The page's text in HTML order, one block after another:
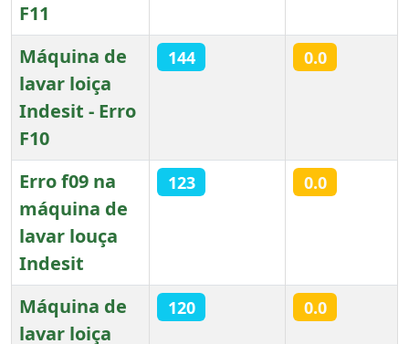
F11
Máquina de
lavar loiça
Indesit - Erro
F10
144 0.0
Erro f09 na
máquina de
lavar louça
Indesit
123 0.0
Máquina de
lavar loiça
120 0.0